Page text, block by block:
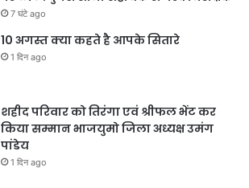
7 घंटे ago
10 अगस्त क्या कहते है आपके सितारे
1 दिन ago
शहीद परिवार को तिरंगा एवं श्रीफल भेंट कर
किया सम्मान भाजयुमो जिला अध्यक्ष उमंग
पांडेय
1 दिन ago